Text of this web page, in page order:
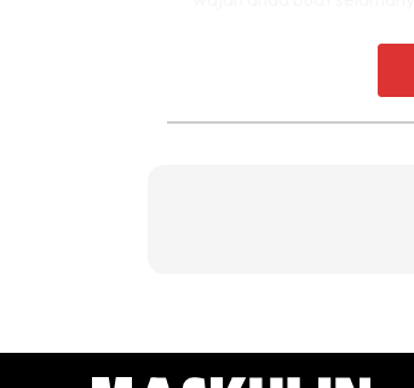
Pencemaran, asap dan
Sedar atau tidak, tarikan
apabila meningkatnya